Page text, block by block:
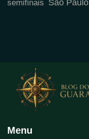
semifinais São Paulo
Menu